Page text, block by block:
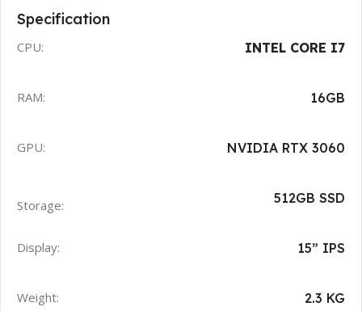
Specification
CPU: INTEL CORE I7
RAM: 16GB
GPU: NVIDIA RTX 3060
Storage: 512GB SSD
Display: 15” IPS
Weight: 2.3 KG